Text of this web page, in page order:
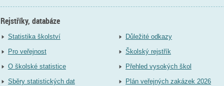
Rejstříky, databáze
Statistika školství
Pro veřejnost
O školské statistice
Sběry statistických dat
Důležité odkazy
Školský rejstřík
Přehled vysokých škol
Plán veřejných zakázek 2026